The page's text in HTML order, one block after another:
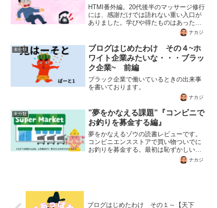
HTMI番外編。20代後半のマッサージ修行
には、感謝だけでは語れない重い入口が
ありました。学びや得たものはあった。
でも始まりは恐ろしく、今でも「あれは
無い」と思っている実体験を書きまし
た。
ナカジ
未分類
ブログはじめたわけ その４~ホ
ワイト企業みたいな・・・ブラッ
ク企業~ 前編
ブラック企業で働いているときの出来事
を書いております。
ナカジ
未分類
”夢をかなえる課題”『コンビニで
お釣りを募金する編』
夢をかなえるゾウの読書レビューです。
コンビニエンスストアで買い物ついでに
お釣りを募金する。最初は恥ずかしい気
持ちだったが、この募金が誰かのために
役立てるならと思い始め定期的に行おう
ナカジ
ブログはじめたわけ その１～【天下